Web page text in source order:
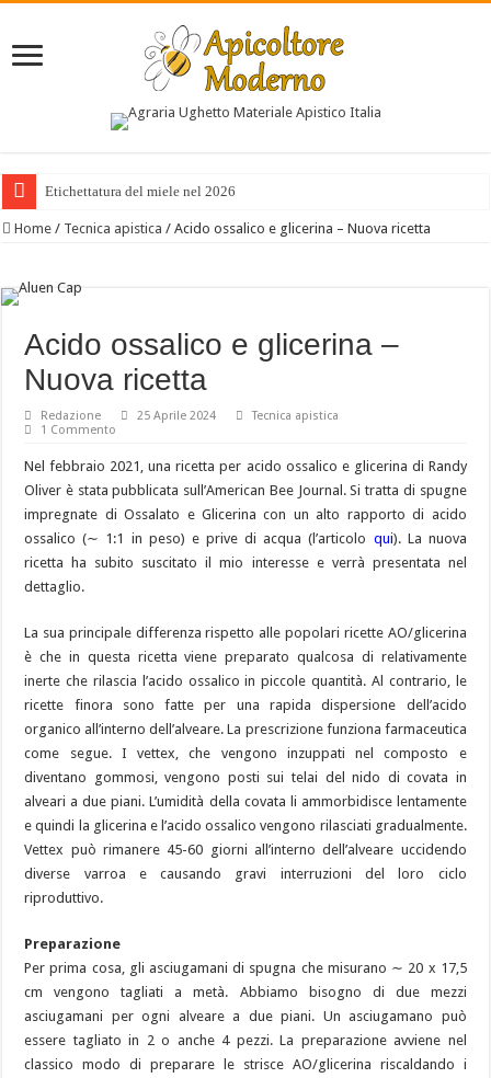
Etichettatura del miele nel 2026
Caldo estremo in Sardegna: alveari sotto stress e raccolti in forte calo
Home / Tecnica apistica / Acido ossalico e glicerina – Nuova ricetta
Acido ossalico e glicerina –
Nuova ricetta
Redazione 25 Aprile 2024
Tecnica apistica
1 Commento
Nel febbraio 2021, una ricetta per acido ossalico e glicerina di Randy
Oliver è stata pubblicata sull’American Bee Journal. Si tratta di spugne
impregnate di Ossalato e Glicerina con un alto rapporto di acido
ossalico (∼ 1:1 in peso) e prive di acqua (l’articolo qui). La nuova
ricetta ha subito suscitato il mio interesse e verrà presentata nel
dettaglio.
La sua principale differenza rispetto alle popolari ricette AO/glicerina
è che in questa ricetta viene preparato qualcosa di relativamente
inerte che rilascia l’acido ossalico in piccole quantità. Al contrario, le
ricette finora sono fatte per una rapida dispersione dell’acido
organico all’interno dell’alveare. La prescrizione funziona farmaceutica
come segue. I vettex, che vengono inzuppati nel composto e
diventano gommosi, vengono posti sui telai del nido di covata in
alveari a due piani. L’umidità della covata li ammorbidisce lentamente
e quindi la glicerina e l’acido ossalico vengono rilasciati gradualmente.
Vettex può rimanere 45-60 giorni all’interno dell’alveare uccidendo
diverse varroa e causando gravi interruzioni del loro ciclo
riproduttivo.
Preparazione
Per prima cosa, gli asciugamani di spugna che misurano ∼ 20 x 17,5
cm vengono tagliati a metà. Abbiamo bisogno di due mezzi
asciugamani per ogni alveare a due piani. Un asciugamano può
essere tagliato in 2 o anche 4 pezzi. La preparazione avviene nel
classico modo di preparare le strisce AO/glicerina riscaldando i